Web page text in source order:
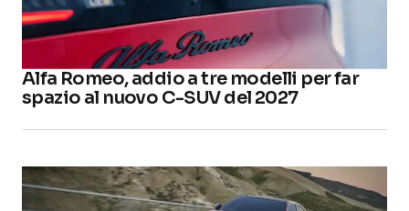
Alfa Romeo, addio a tre modelli per far
spazio al nuovo C-SUV del 2027